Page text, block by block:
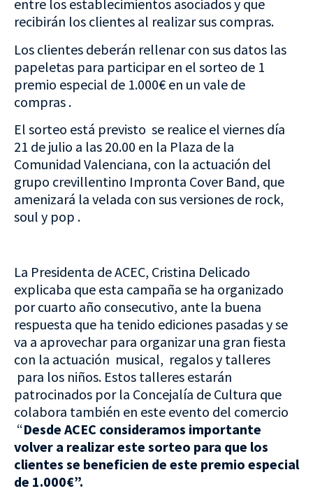
entre los establecimientos asociados y que
recibirán los clientes al realizar sus compras.
Los clientes deberán rellenar con sus datos las
papeletas para participar en el sorteo de 1
premio especial de 1.000€ en un vale de
compras .
El sorteo está previsto se realice el viernes día
21 de julio a las 20.00 en la Plaza de la
Comunidad Valenciana, con la actuación del
grupo crevillentino Impronta Cover Band, que
amenizará la velada con sus versiones de rock,
soul y pop .
La Presidenta de ACEC, Cristina Delicado
explicaba que esta campaña se ha organizado
por cuarto año consecutivo, ante la buena
respuesta que ha tenido ediciones pasadas y se
va a aprovechar para organizar una gran fiesta
con la actuación musical, regalos y talleres
para los niños. Estos talleres estarán
patrocinados por la Concejalía de Cultura que
colabora también en este evento del comercio
“Desde ACEC consideramos importante
volver a realizar este sorteo para que los
clientes se beneficien de este premio especial
de 1.000€”.